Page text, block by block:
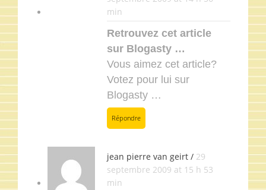
min
Retrouvez cet article
sur Blogasty …
Vous aimez cet article?
Votez pour lui sur
Blogasty …
Répondre
jean pierre van geirt / 29
septembre 2009 at 15 h 53
min